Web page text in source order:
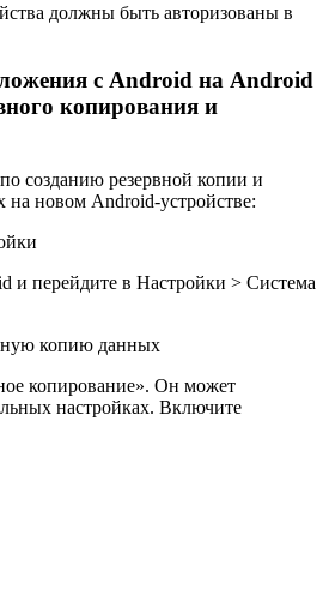
должны быть авторизованы в
с Android на Android
копирования и
созданию резервной копии и
новом Android-устройстве:
и перейдите в Настройки > Система
копию данных
копирование». Он может
настройках. Включите